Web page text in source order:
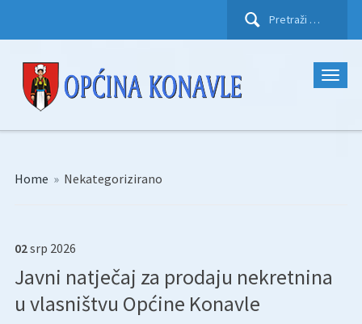
Pretraži:
Home » Nekategorizirano
02srp 2026
Javni natječaj za prodaju nekretnina
u vlasništvu Općine Konavle